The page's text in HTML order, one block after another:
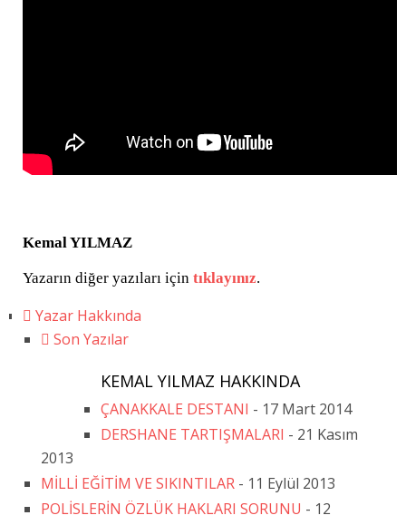
Kemal YILMAZ
Yazarın diğer yazıları için tıklayınız.
Yazar Hakkında
Son Yazılar
KEMAL YILMAZ HAKKINDA
ÇANAKKALE DESTANI - 17 Mart 2014
DERSHANE TARTIŞMALARI - 21 Kasım
2013
MİLLİ EĞİTİM VE SIKINTILAR - 11 Eylül 2013
POLİSLERİN ÖZLÜK HAKLARI SORUNU - 12